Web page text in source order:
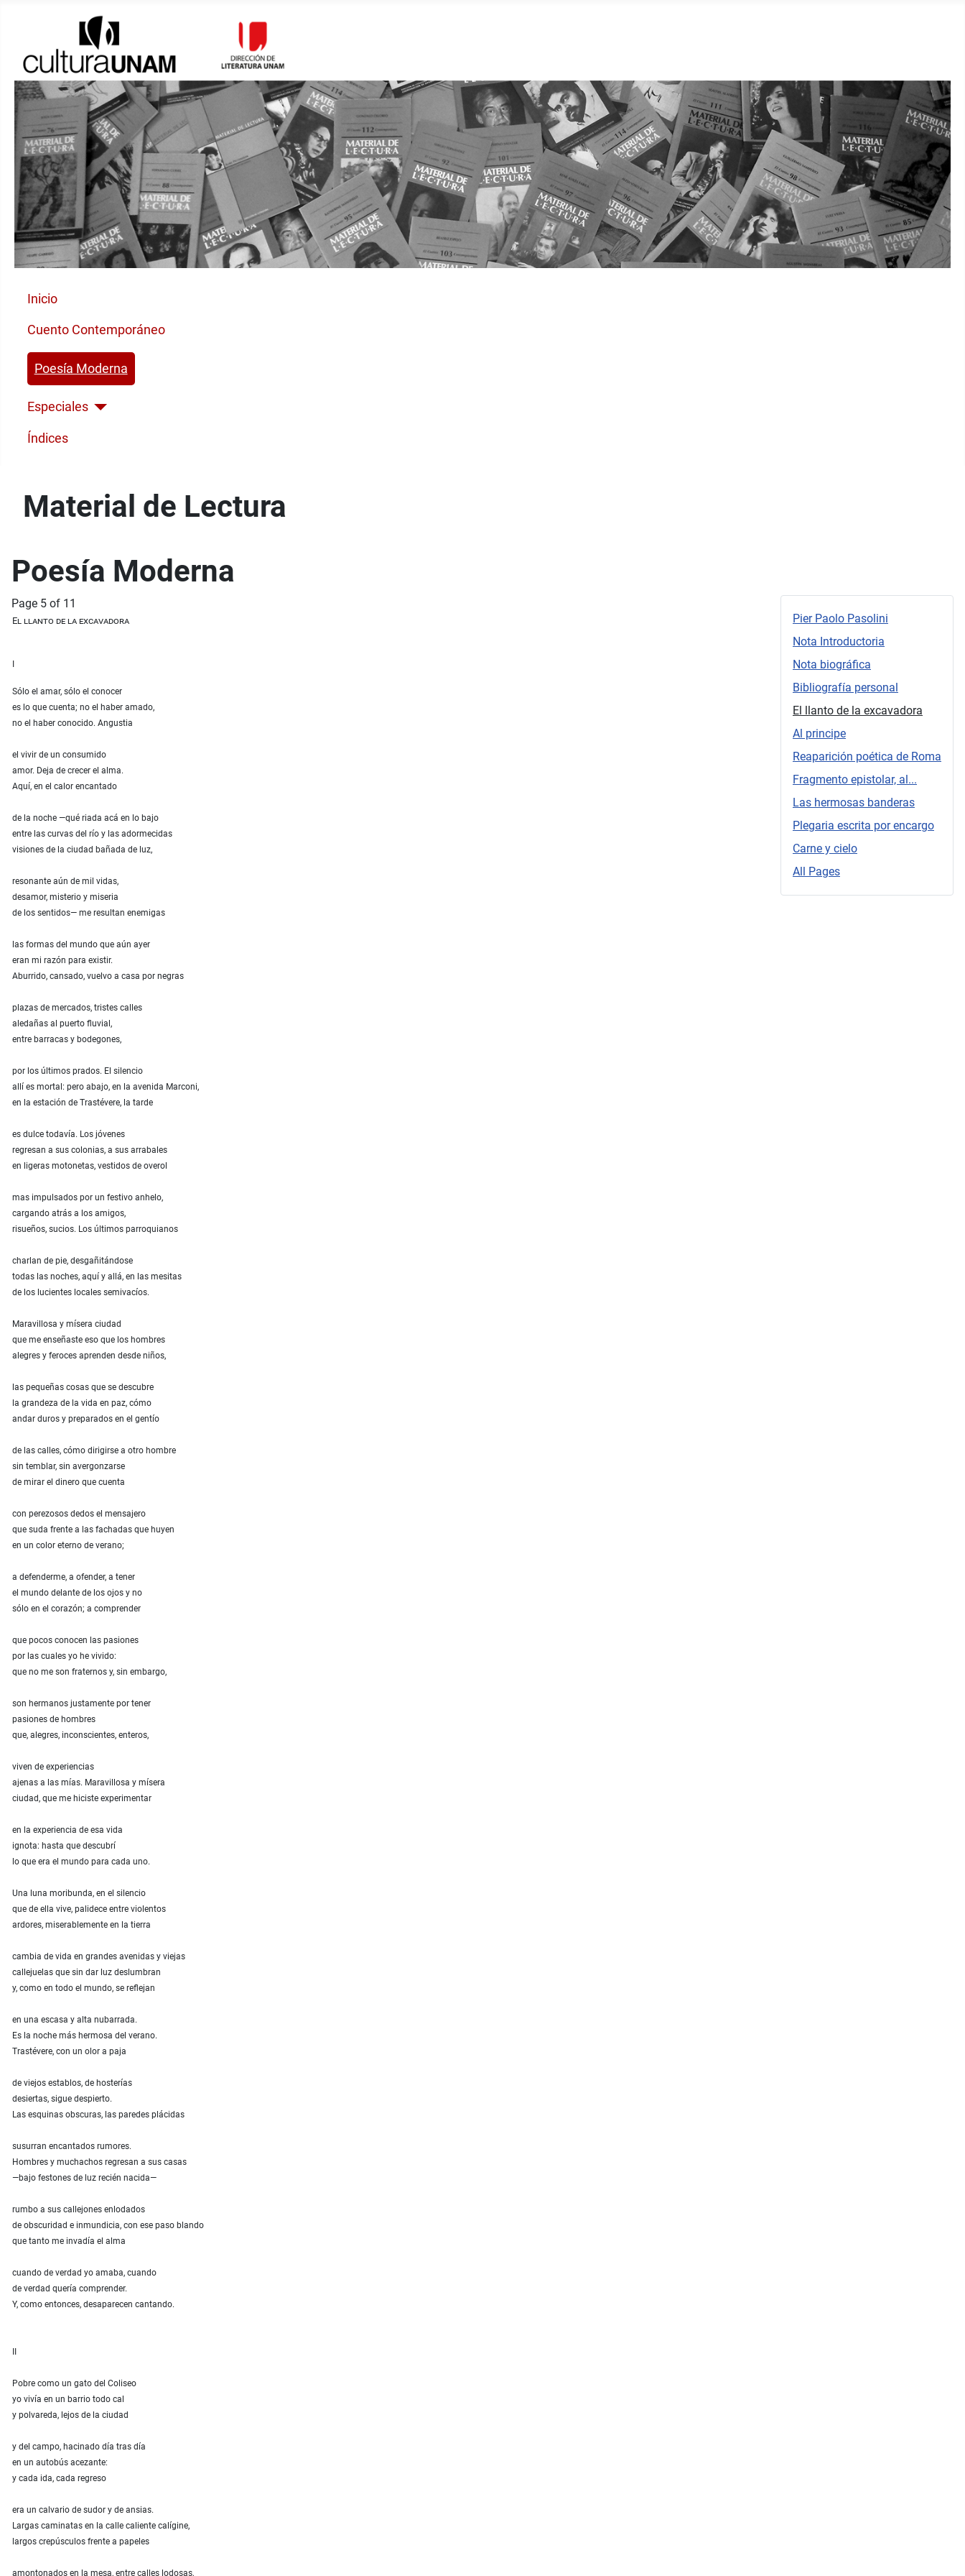
Inicio
Cuento Contemporáneo
Poesía Moderna
Especiales
Índices
Material de Lectura
Poesía Moderna
Pier Paolo Pasolini
Nota Introductoria
Nota biográfica
Bibliografía personal
El llanto de la excavadora
Al principe
Reaparición poética de Roma
Fragmento epistolar, al...
Las hermosas banderas
Plegaria escrita por encargo
Carne y cielo
All Pages
Page 5 of 11
El llanto de la excavadora
I
Sólo el amar, sólo el conocer
es lo que cuenta; no el haber amado,
no el haber conocido. Angustia
el vivir de un consumido
amor. Deja de crecer el alma.
Aquí, en el calor encantado
de la noche —qué riada acá en lo bajo
entre las curvas del río y las adormecidas
visiones de la ciudad bañada de luz,
resonante aún de mil vidas,
desamor, misterio y miseria
de los sentidos— me resultan enemigas
las formas del mundo que aún ayer
eran mi razón para existir.
Aburrido, cansado, vuelvo a casa por negras
plazas de mercados, tristes calles
aledañas al puerto fluvial,
entre barracas y bodegones,
por los últimos prados. El silencio
allí es mortal: pero abajo, en la avenida Marconi,
en la estación de Trastévere, la tarde
es dulce todavía. Los jóvenes
regresan a sus colonias, a sus arrabales
en ligeras motonetas, vestidos de overol
mas impulsados por un festivo anhelo,
cargando atrás a los amigos,
risueños, sucios. Los últimos parroquianos
charlan de pie, desgañitándose
todas las noches, aquí y allá, en las mesitas
de los lucientes locales semivacíos.
Maravillosa y mísera ciudad
que me enseñaste eso que los hombres
alegres y feroces aprenden desde niños,
las pequeñas cosas que se descubre
la grandeza de la vida en paz, cómo
andar duros y preparados en el gentío
de las calles, cómo dirigirse a otro hombre
sin temblar, sin avergonzarse
de mirar el dinero que cuenta
con perezosos dedos el mensajero
que suda frente a las fachadas que huyen
en un color eterno de verano;
a defenderme, a ofender, a tener
el mundo delante de los ojos y no
sólo en el corazón; a comprender
que pocos conocen las pasiones
por las cuales yo he vivido:
que no me son fraternos y, sin embargo,
son hermanos justamente por tener
pasiones de hombres
que, alegres, inconscientes, enteros,
viven de experiencias
ajenas a las mías. Maravillosa y mísera
ciudad, que me hiciste experimentar
en la experiencia de esa vida
ignota: hasta que descubrí
lo que era el mundo para cada uno.
Una luna moribunda, en el silencio
que de ella vive, palidece entre violentos
ardores, miserablemente en la tierra
cambia de vida en grandes avenidas y viejas
callejuelas que sin dar luz deslumbran
y, como en todo el mundo, se reflejan
en una escasa y alta nubarrada.
Es la noche más hermosa del verano.
Trastévere, con un olor a paja
de viejos establos, de hosterías
desiertas, sigue despierto.
Las esquinas obscuras, las paredes plácidas
susurran encantados rumores.
Hombres y muchachos regresan a sus casas
—bajo festones de luz recién nacida—
rumbo a sus callejones enlodados
de obscuridad e inmundicia, con ese paso blando
que tanto me invadía el alma
cuando de verdad yo amaba, cuando
de verdad quería comprender.
Y, como entonces, desaparecen cantando.
II
Pobre como un gato del Coliseo
yo vivía en un barrio todo cal
y polvareda, lejos de la ciudad
y del campo, hacinado día tras día
en un autobús acezante:
y cada ida, cada regreso
era un calvario de sudor y de ansias.
Largas caminatas en la calle caliente calígine,
largos crepúsculos frente a papeles
amontonados en la mesa, entre calles lodosas,